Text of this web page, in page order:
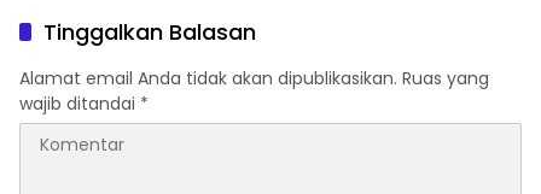
Pengeroyokan
Tinggalkan Balasan
Alamat email Anda tidak akan dipublikasikan. Ruas yang
wajib ditandai *